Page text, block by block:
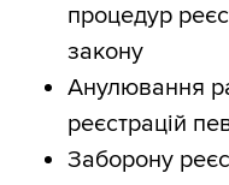
процедур
закону
Анулювання
реєстрацій
Заборону